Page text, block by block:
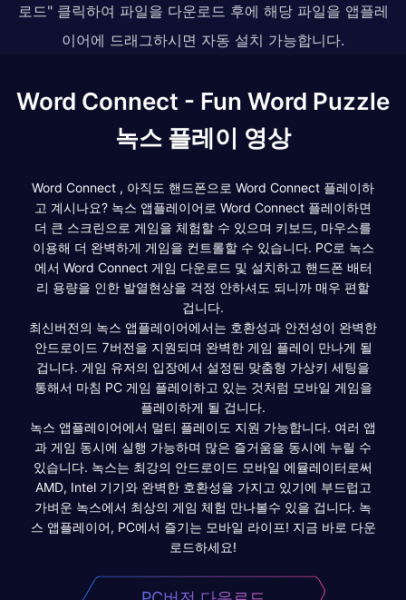
로드" 클릭하여 파일을 다운로드 후에 해당 파일을 앱플레
이어에 드래그하시면 자동 설치 가능합니다.
Word Connect - Fun Word Puzzle
녹스 플레이 영상
Word Connect , 아직도 핸드폰으로 Word Connect 플레이하
고 계시나요? 녹스 앱플레이어로 Word Connect 플레이하면
더 큰 스크린으로 게임을 체험할 수 있으며 키보드, 마우스를
이용해 더 완벽하게 게임을 컨트롤할 수 있습니다. PC로 녹스
에서 Word Connect 게임 다운로드 및 설치하고 핸드폰 배터
리 용량을 인한 발열현상을 걱정 안하셔도 되니까 매우 편할
겁니다.
최신버전의 녹스 앱플레이어에서는 호환성과 안전성이 완벽한
안드로이드 7버전을 지원되며 완벽한 게임 플레이 만나게 될
겁니다. 게임 유저의 입장에서 설정된 맞춤형 가상키 세팅을
통해서 마침 PC 게임 플레이하고 있는 것처럼 모바일 게임을
플레이하게 될 겁니다.
녹스 앱플레이어에서 멀티 플레이도 지원 가능합니다. 여러 앱
과 게임 동시에 실행 가능하며 많은 즐거움을 동시에 누릴 수
있습니다. 녹스는 최강의 안드로이드 모바일 에뮬레이터로써
AMD, Intel 기기와 완벽한 호환성을 가지고 있기에 부드럽고
가벼운 녹스에서 최상의 게임 체험 만나볼수 있을 겁니다. 녹
스 앱플레이어, PC에서 즐기는 모바일 라이프! 지금 바로 다운
로드하세요!